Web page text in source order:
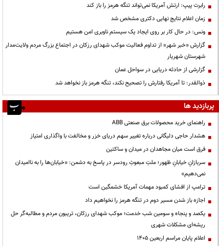
رابرت پیپ: ارتش آمریکا نمی‌تواند تنگه هرمز را باز کند
زمان اعلام نتایج نهایی دکتری مشخص شد
ونس: در حال کار بر روی ایجاد یک سیستم ناوبری امن هستیم
گزارش «خبر شهر» از تداوم فعالیت موکب شهدای رزکان در اجتماع بزرگ مردم ولایت‌مدار
شهرستان شهریار
گزارشی از حادثه دریایی در سواحل عمان
ذوالقدر: تا آمریکا رفتارش را تصحیح نکند، تنگه هرمز باز نخواهد شد
پربازدید ها
راهنمای خرید محصولات برق صنعتی ABB
هشدار حاجی دلیگانی درباره تغییر سهم دریای خزر و مخالفت با واگذاری امتیاز
فرق است میان مجاهدان در میدان و ساکتین
سربازانِ خیابانِ ظهور؛ ملتِ مبعوثِ رودسر در پاسخ به دشمن: «خیابان‌ها را به ناامیدان
نمی‌دهیم»
ترامپ از افشای کمبود مهمات آمریکا خشمگین است
اجازه باز شدن مسیر دوم در تنگه هرمز را نخواهیم داد
یکصد و پنجاه و سومین شب خدمت؛ موکب شهدای رزکان، تریبون مردم و مطالبه‌گر حل
ریشه‌ای مشکلات شهری
اعلام پایان مراسم اربعین ۱۴۰۵